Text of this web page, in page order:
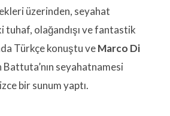
üzerinden, seyahat
tuhaf, olağandışı ve fantastik
Türkçe konuştu veMarco Di
Battuta’nın seyahatnamesi
bir sunum yaptı.